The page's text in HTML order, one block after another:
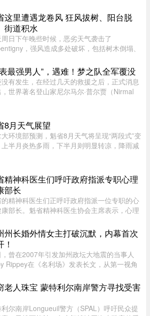
包店位于 Saint- ...
这里遭遇龙卷风 狂风拔树、阳台脱
街道积水
日下午晚些时候，恶劣天气袭击了
，强风造成多处破坏，包括树木倒塌、
多个现场影像，怀疑当地可能出现“一场小
卷风”，但目前尚无法正式确认 ...
最强男人”，遇难！梦之队全军覆没
有发生，在经过几天的救援之后，正式消息
世界著名登山家尼尔马尔·普尔贾（Nirmal
，巴基斯坦阿尔卑斯俱 ...
8月天气展望
环境部预测，魁省8月天气将呈现“两段式”变
半月炎热多雨，下半月则明显转凉，降雨减
南部地区气温则略低 ...
精神科医生们呼吁政府指派专职心理
部长
的精神科医生们正呼吁政府指派一位专职的心
部长。魁省精神科医生协会主席表示，心理
健康问题在选举周期之后依然能被列为优先
在蒙特利尔无家可归 ...
州长婚外情女主打破沉默，内幕首次
曾在2007年引发加州政坛大地震的当事人
Rippey在《名利场》发表长文，从第一视角
Newsom的一段婚外情。这段尘封多年的往
次被推向风口浪尖。Gavin New ...
老人珠宝 蒙特利尔南岸警方寻找受害
利尔南岸Longueuil警方（SPAL）呼吁民众提